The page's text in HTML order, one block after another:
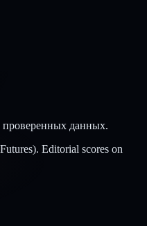
проверенных данных.
). Editorial scores on